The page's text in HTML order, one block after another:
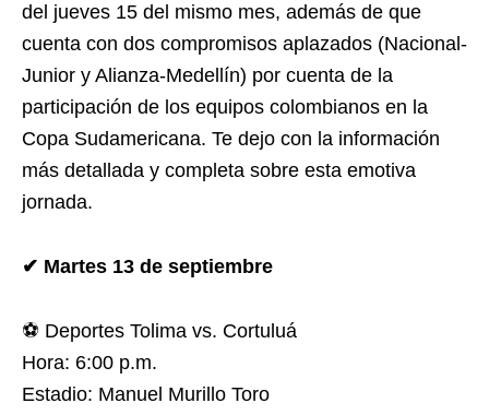
del jueves 15 del mismo mes, además de que
cuenta con dos compromisos aplazados (Nacional-
Junior y Alianza-Medellín) por cuenta de la
participación de los equipos colombianos en la
Copa Sudamericana. Te dejo con la información
más detallada y completa sobre esta emotiva
jornada.
✔ Martes 13 de septiembre
⚽ Deportes Tolima vs. Cortuluá
Hora: 6:00 p.m.
Estadio: Manuel Murillo Toro